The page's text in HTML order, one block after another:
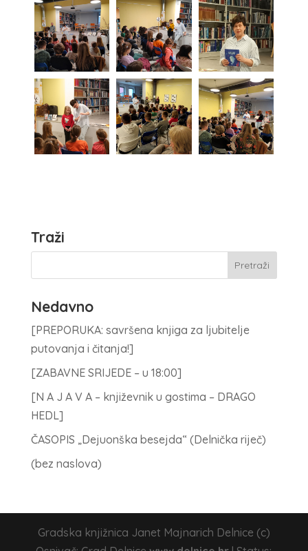
Traži
Nedavno
[PREPORUKA: savršena knjiga za ljubitelje
putovanja i čitanja!]
[ZABAVNE SRIJEDE – u 18:00]
[N A J A V A – književnik u gostima – DRAGO
HEDL]
ČASOPIS „Dejuonška besejda“ (Delnička riječ)
(bez naslova)
Gradska knjižnica Janet Majnarich Delnice (c)